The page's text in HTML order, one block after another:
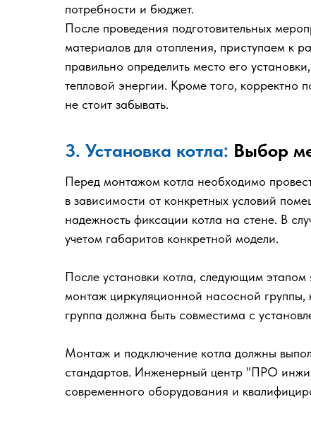
потребности и бюджет.
После проведения подготовительных
материалов для отопления, приступаем к
правильно определить место его
тепловой энергии. Кроме того, корректно
не стоит забывать.
3. Установка котла: Выбор
Перед монтажом котла необходимо
в зависимости от конкретных условий
надежность фиксации котла на стене. В
учетом габаритов конкретной модели.
После установки котла, следующим
монтаж циркуляционной насосной группы,
группа должна быть совместима с
Монтаж и подключение котла должны
стандартов. Инженерный центр "ПРО
современного оборудования и